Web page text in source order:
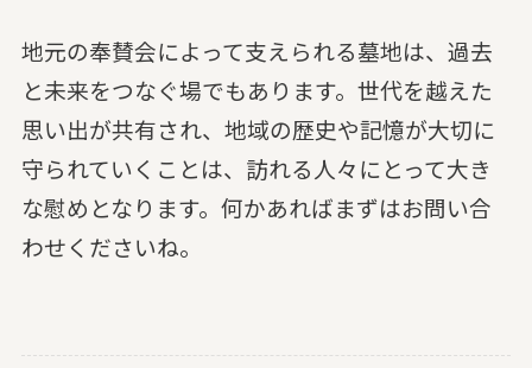
地元の奉賛会によって支えられる墓地は、過去
と未来をつなぐ場でもあります。世代を越えた
思い出が共有され、地域の歴史や記憶が大切に
守られていくことは、訪れる人々にとって大き
な慰めとなります。何かあればまずはお問い合
わせくださいね。